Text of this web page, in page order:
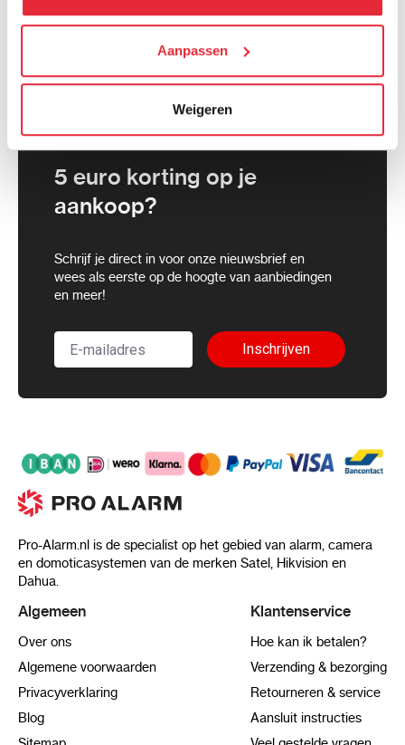
We werken samen met21 derden
die uw gegevens
kunnen ontvangen en verwerken.
Aanpassen
Weigeren
5 euro korting op je
aankoop?
Schrijf je direct in voor onze nieuwsbrief en
wees als eerste op de hoogte van aanbiedingen
en meer!
Inschrijven
Pro-Alarm.nl is de specialist op het gebied van alarm, camera
en domoticasystemen van de merken Satel, Hikvision en
Dahua.
Algemeen
Over ons
Algemene voorwaarden
Privacyverklaring
Blog
Klantenservice
Hoe kan ik betalen?
Verzending & bezorging
Retourneren & service
Aansluit instructies